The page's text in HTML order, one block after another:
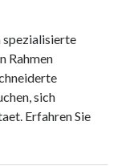
spezialisierte
Rahmen
sich
Erfahren Sie